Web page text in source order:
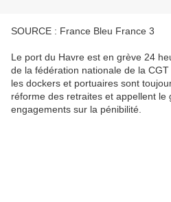
SOURCE : France Bleu France 3
Le port du Havre est en grève 24
de la fédération nationale de la CGT
les dockers et portuaires sont
réforme des retraites et appellent le
engagements sur la pénibilité.